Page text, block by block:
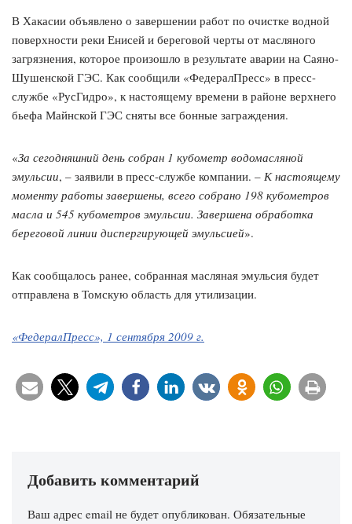
В Хакасии объявлено о завершении работ по очистке водной
поверхности реки Енисей и береговой черты от масляного
загрязнения, которое произошло в результате аварии на Саяно-
Шушенской ГЭС. Как сообщили «ФедералПресс» в пресс-
службе «РусГидро», к настоящему времени в районе верхнего
бьефа Майнской ГЭС сняты все бонные заграждения.
«За сегодняшний день собран 1 кубометр водомасляной
эмульсии, – заявили в пресс-службе компании. – К настоящему
моменту работы завершены, всего собрано 198 кубометров
масла и 545 кубометров эмульсии. Завершена обработка
береговой линии диспергирующей эмульсией».
Как сообщалось ранее, собранная масляная эмульсия будет
отправлена в Томскую область для утилизации.
«ФедералПресс», 1 сентября 2009 г.
Добавить комментарий
Ваш адрес email не будет опубликован. Обязательные